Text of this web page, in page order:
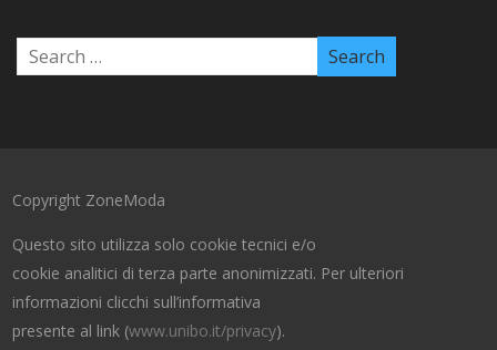
Copyright ZoneModa
Questo sito utilizza solo cookie tecnici e/o
cookie analitici di terza parte anonimizzati. Per ulteriori
informazioni clicchi sull’informativa
presente al link (www.unibo.it/privacy).